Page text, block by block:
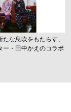
な息吹をもたらす、
ー・田中かえのコラボ